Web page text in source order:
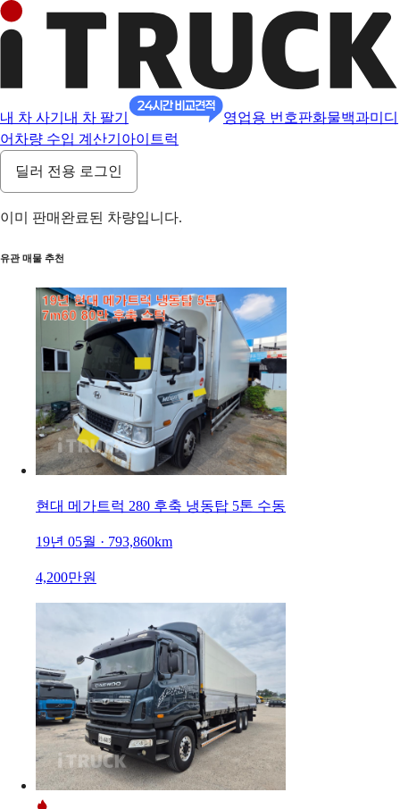
내 차 사기 내 차 팔기 영업용 번호판화물백과미디
어 차량 수입 계산기 아이트럭
딜러 전용 로그인
이미 판매완료된 차량입니다.
유관 매물 추천
현대 메가트럭 280 후축 냉동탑 5톤 수동
19년 05월 · 793,860km
4,200만원